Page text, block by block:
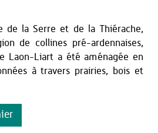
la Serre et de la Thiérache,
de collines pré-ardennaises,
Laon-Liart a été aménagée en
à travers prairies, bois et